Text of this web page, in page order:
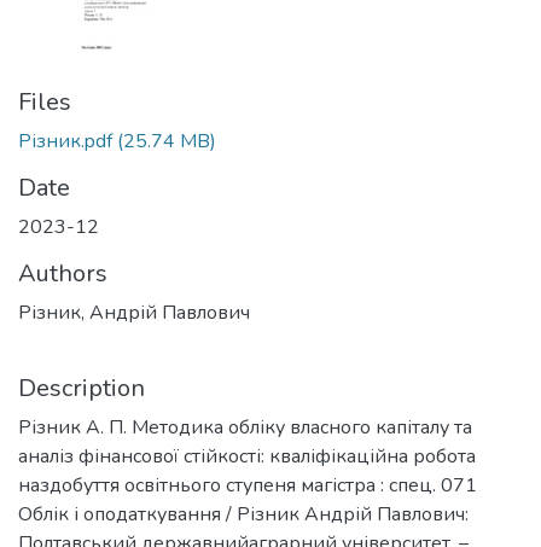
Files
Різник.pdf(25.74 MB)
Date
2023-12
Authors
Різник, Андрій Павлович
Description
Різник А. П. Методика обліку власного капіталу та
аналіз фінансової стійкості: кваліфікаційна робота
наздобуття освітнього ступеня магістра : спец. 071
Облік і оподаткування / Різник Андрій Павлович: